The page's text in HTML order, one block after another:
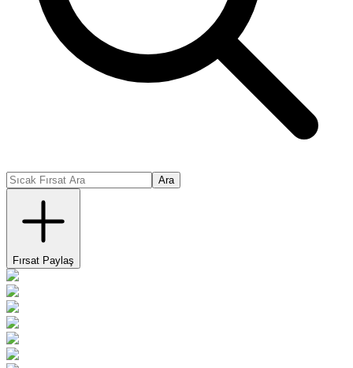
Ara
Fırsat Paylaş